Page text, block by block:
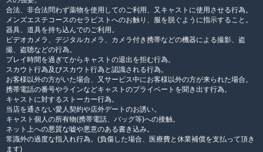
合法、非合法問わず薬物を使用してのご利用、又キャストに使用させる行為。
メンズエステコースのセラピストへのお触り、服を脱ぐように指示すること。
器具、道具を持ち込んでのご利用。
ビデオカメラ、デジタルカメラ、カメラ付き携帯などの機器による撮影、盗
撮、盗聴などの行為。
プレイ時間を過ぎてからキャストの退出を拒む行為。
スカウト行為及びスカウト行為と認識される行為。
お客様以外の方がいた場合、又サービス中にお客様以外の方が来られた場合。
携帯電話の番号やラインなどキャストのプライベートを聞き出す行為。
キャストに対するストーカー行為。
当店を通さない愛人契約や店外デートのお誘い。
キャスト個人の所有物(携帯電話、バッグ等)への接触。
ネット上への悪質な嘘や悪意のある書き込み。
常識外の過度な指入れ行為。(負傷した場合、医療費と休業補償を支払って頂き
ます)